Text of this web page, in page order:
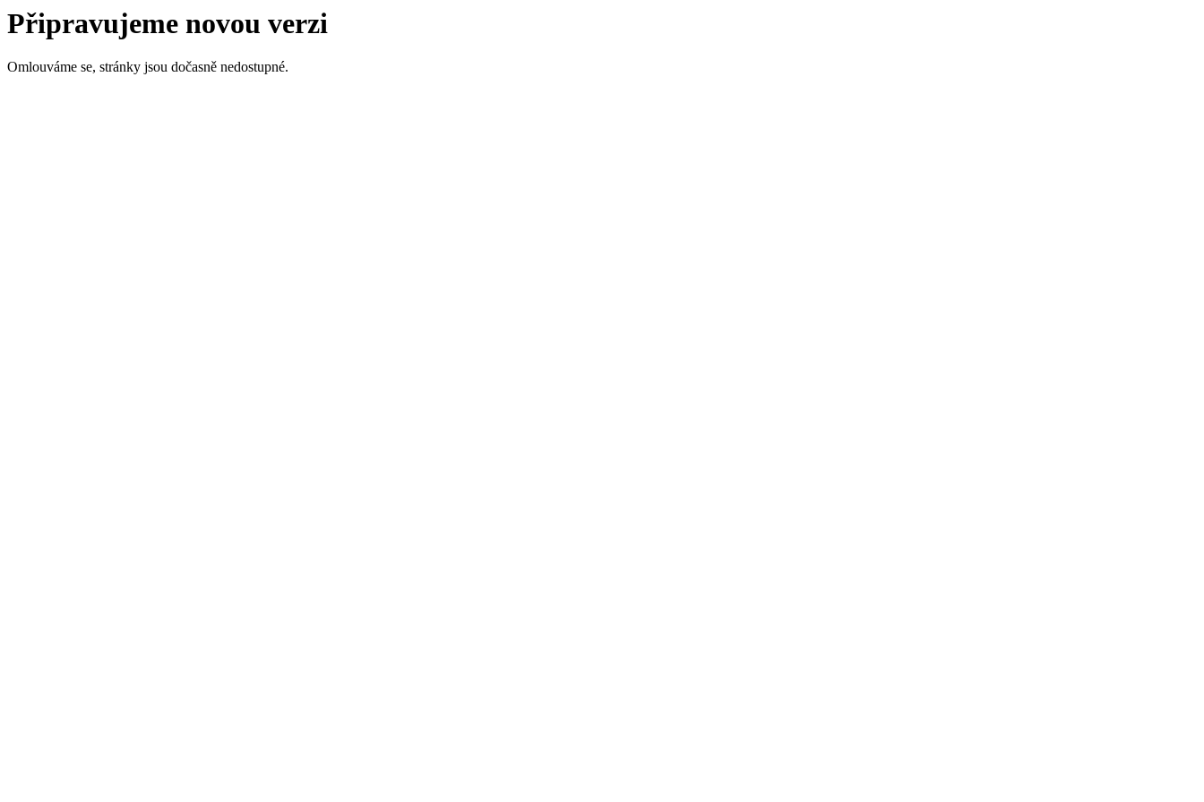
Připravujeme novou verzi
Omlouváme se, stránky jsou dočasně nedostupné.